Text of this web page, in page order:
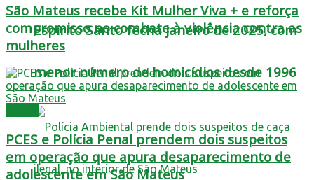
Espírito Santo fecha janeiro de 2025, com
menor número de homicídios desde 1996
São Mateus recebe Kit Mulher Viva + e reforça
compromisso no combate à violência contra as
mulheres
PCES e Polícia Penal prendem dois suspeitos
em operação que apura desaparecimento de
adolescente em São Mateus